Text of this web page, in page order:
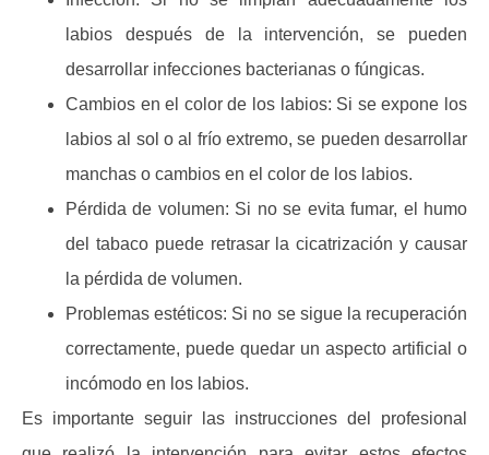
labios después de la intervención, se pueden
desarrollar infecciones bacterianas o fúngicas.
Cambios en el color de los labios: Si se expone los
labios al sol o al frío extremo, se pueden desarrollar
manchas o cambios en el color de los labios.
Pérdida de volumen: Si no se evita fumar, el humo
del tabaco puede retrasar la cicatrización y causar
la pérdida de volumen.
Problemas estéticos: Si no se sigue la recuperación
correctamente, puede quedar un aspecto artificial o
incómodo en los labios.
Es importante seguir las instrucciones del profesional